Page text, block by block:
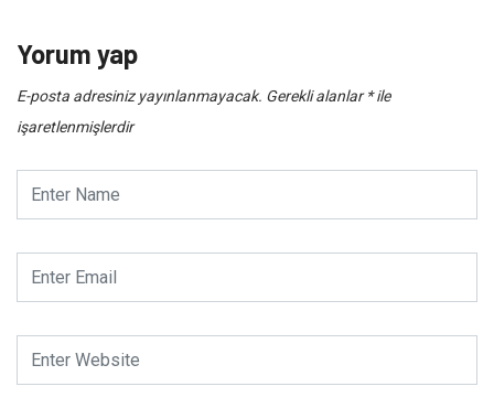
Yorum yap
E-posta adresiniz yayınlanmayacak. Gerekli alanlar*ile
işaretlenmişlerdir